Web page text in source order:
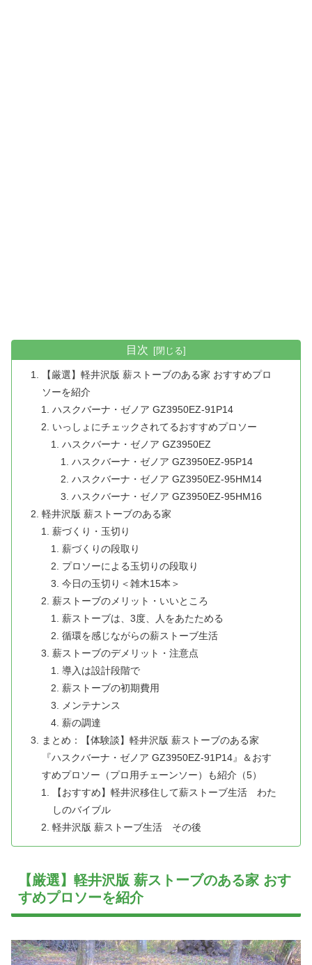
目次
【厳選】軽井沢版 薪ストーブのある家 おすすめプロ
ソーを紹介
ハスクバーナ・ゼノア GZ3950EZ-91P14
いっしょにチェックされてるおすすめプロソー
ハスクバーナ・ゼノア GZ3950EZ
ハスクバーナ・ゼノア GZ3950EZ-95P14
ハスクバーナ・ゼノア GZ3950EZ-95HM14
ハスクバーナ・ゼノア GZ3950EZ-95HM16
軽井沢版 薪ストーブのある家
薪づくり・玉切り
薪づくりの段取り
プロソーによる玉切りの段取り
今日の玉切り＜雑木15本＞
薪ストーブのメリット・いいところ
薪ストーブは、3度、人をあたためる
循環を感じながらの薪ストーブ生活
薪ストーブのデメリット・注意点
導入は設計段階で
薪ストーブの初期費用
メンテナンス
薪の調達
まとめ：【体験談】軽井沢版 薪ストーブのある家
『ハスクバーナ・ゼノア GZ3950EZ-91P14』＆おす
すめプロソー（プロ用チェーンソー）も紹介（5）
【おすすめ】軽井沢移住して薪ストーブ生活 わた
しのバイブル
軽井沢版 薪ストーブ生活 その後
【厳選】軽井沢版 薪ストーブのある家 おす
すめプロソーを紹介